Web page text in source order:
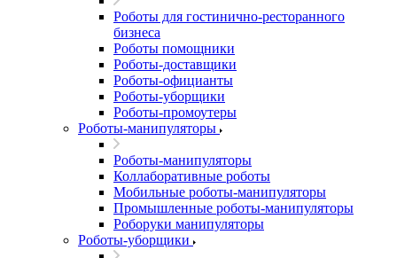
Роботы для гостинично-ресторанного
бизнеса
Роботы помощники
Роботы-доставщики
Роботы-официанты
Роботы-уборщики
Роботы-промоутеры
Роботы-манипуляторы
Роботы-манипуляторы
Коллаборативные роботы
Мобильные роботы-манипуляторы
Промышленные роботы-манипуляторы
Роборуки манипуляторы
Роботы-уборщики